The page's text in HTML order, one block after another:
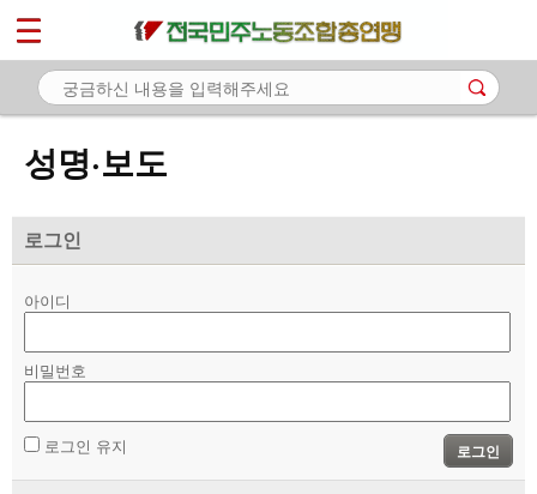
성명·보도
로그인
아이디
비밀번호
로그인 유지 로그인
마이페이지
소개
- 공지사항
- 성명·보도
자료
부설기관
업무